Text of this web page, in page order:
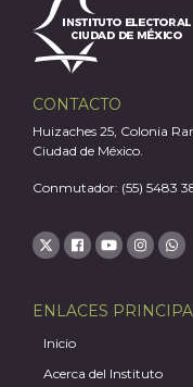
CONTACTO
Huizaches 25, Colonia
Ciudad de México.
Conmutador: (55) 5483
ENLACES
Inicio
Acerca del Instituto